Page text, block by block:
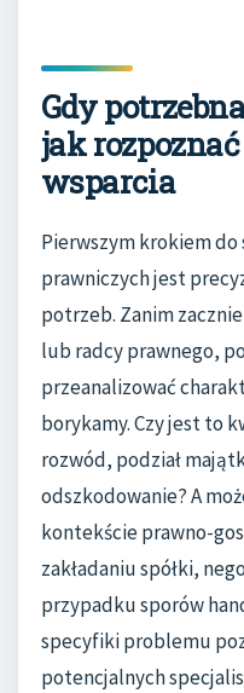
Gdy
jak
wsparcia
Pierwszym krokiem
prawniczych jest
potrzeb. Zanim
lub radcy prawnego,
przeanalizować
borykamy. Czy jest to
rozwód, podział
odszkodowanie? A
kontekście prawno-
zakładaniu spółki,
przypadku sporów
specyfiki problemu
potencjalnych